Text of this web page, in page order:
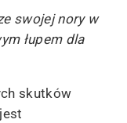
swojej nory w
łupem dla
skutków